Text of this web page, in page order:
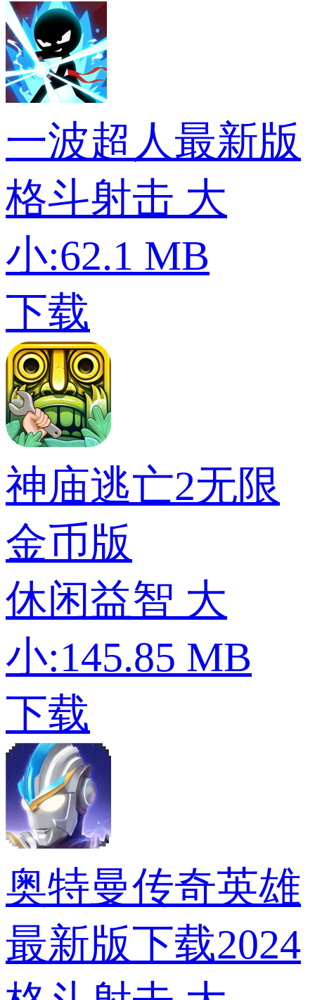
一波超人最新版
格斗射击 大
小:62.1 MB
下载
神庙逃亡2无限
金币版
休闲益智 大
小:145.85 MB
下载
奥特曼传奇英雄
最新版下载2024